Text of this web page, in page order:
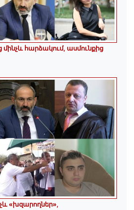
հարձակում, ասմունքից
«խզարողներ»,